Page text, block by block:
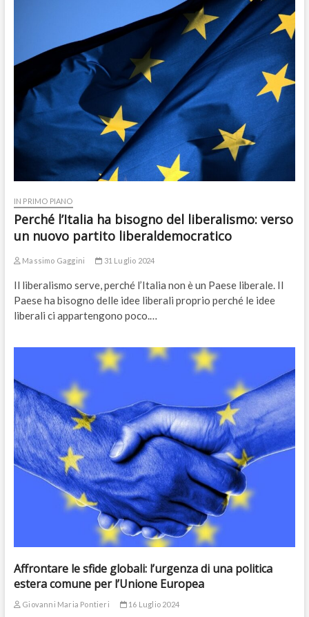
IN PRIMO PIANO
Perché l’Italia ha bisogno del liberalismo: verso
un nuovo partito liberaldemocratico
Massimo Gaggini 31 Luglio 2024
Il liberalismo serve, perché l’Italia non è un Paese liberale. Il
Paese ha bisogno delle idee liberali proprio perché le idee
liberali ci appartengono poco.…
Affrontare le sfide globali: l’urgenza di una politica
estera comune per l’Unione Europea
Giovanni Maria Pontieri 16 Luglio 2024